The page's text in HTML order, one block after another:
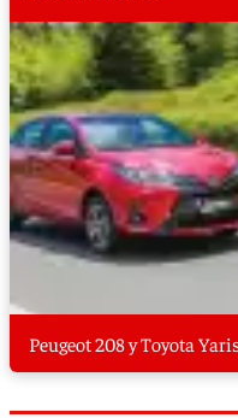
Peugeot 208 y Toyota